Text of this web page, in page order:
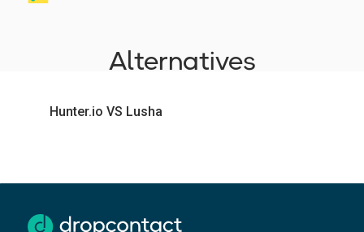
Alternatives
Hunter.io VS Lusha